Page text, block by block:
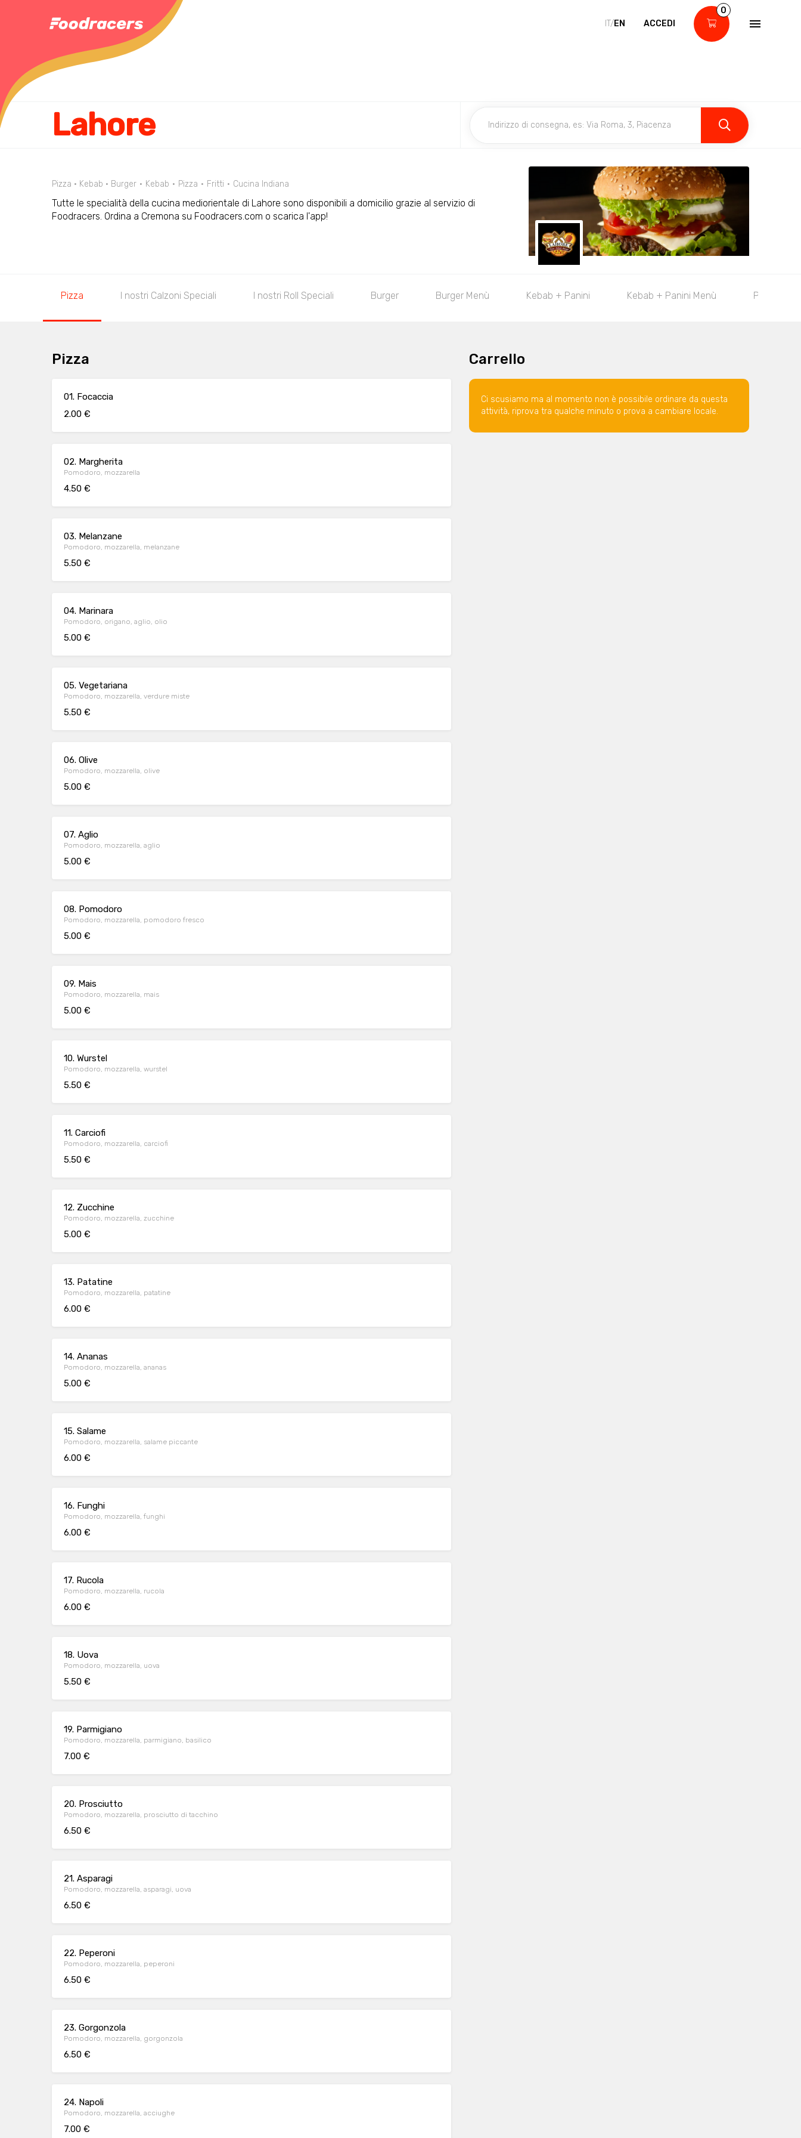
IT/EN ACCEDI
0
Lahore
Pizza • Kebab • Burger Kebab Pizza Fritti Cucina Indiana
Tutte le specialità della cucina mediorientale di Lahore sono disponibili a domicilio grazie al servizio di
Foodracers. Ordina a Cremona su Foodracers.com o scarica l'app!
Pizza I nostri Calzoni Speciali I nostri Roll Speciali Burger Burger Menù Kebab + Panini Kebab + Panini Menù Piatti
Pizza
01. Focaccia
2.00 €
02. Margherita
Pomodoro, mozzarella
4.50 €
03. Melanzane
Pomodoro, mozzarella, melanzane
5.50 €
04. Marinara
Pomodoro, origano, aglio, olio
5.00 €
05. Vegetariana
Pomodoro, mozzarella, verdure miste
5.50 €
06. Olive
Pomodoro, mozzarella, olive
5.00 €
07. Aglio
Pomodoro, mozzarella, aglio
5.00 €
08. Pomodoro
Pomodoro, mozzarella, pomodoro fresco
5.00 €
09. Mais
Pomodoro, mozzarella, mais
5.00 €
10. Wurstel
Pomodoro, mozzarella, wurstel
5.50 €
11. Carciofi
Pomodoro, mozzarella, carciofi
5.50 €
12. Zucchine
Pomodoro, mozzarella, zucchine
5.00 €
13. Patatine
Pomodoro, mozzarella, patatine
6.00 €
14. Ananas
Pomodoro, mozzarella, ananas
5.00 €
15. Salame
Pomodoro, mozzarella, salame piccante
6.00 €
16. Funghi
Pomodoro, mozzarella, funghi
6.00 €
17. Rucola
Pomodoro, mozzarella, rucola
6.00 €
18. Uova
Pomodoro, mozzarella, uova
5.50 €
19. Parmigiano
Pomodoro, mozzarella, parmigiano, basilico
7.00 €
20. Prosciutto
Pomodoro, mozzarella, prosciutto di tacchino
6.50 €
21. Asparagi
Pomodoro, mozzarella, asparagi, uova
6.50 €
22. Peperoni
Pomodoro, mozzarella, peperoni
6.50 €
23. Gorgonzola
Pomodoro, mozzarella, gorgonzola
6.50 €
24. Napoli
Pomodoro, mozzarella, acciughe
7.00 €
Carrello
Ci scusiamo ma al momento non è possibile ordinare da questa
attività, riprova tra qualche minuto o prova a cambiare locale.